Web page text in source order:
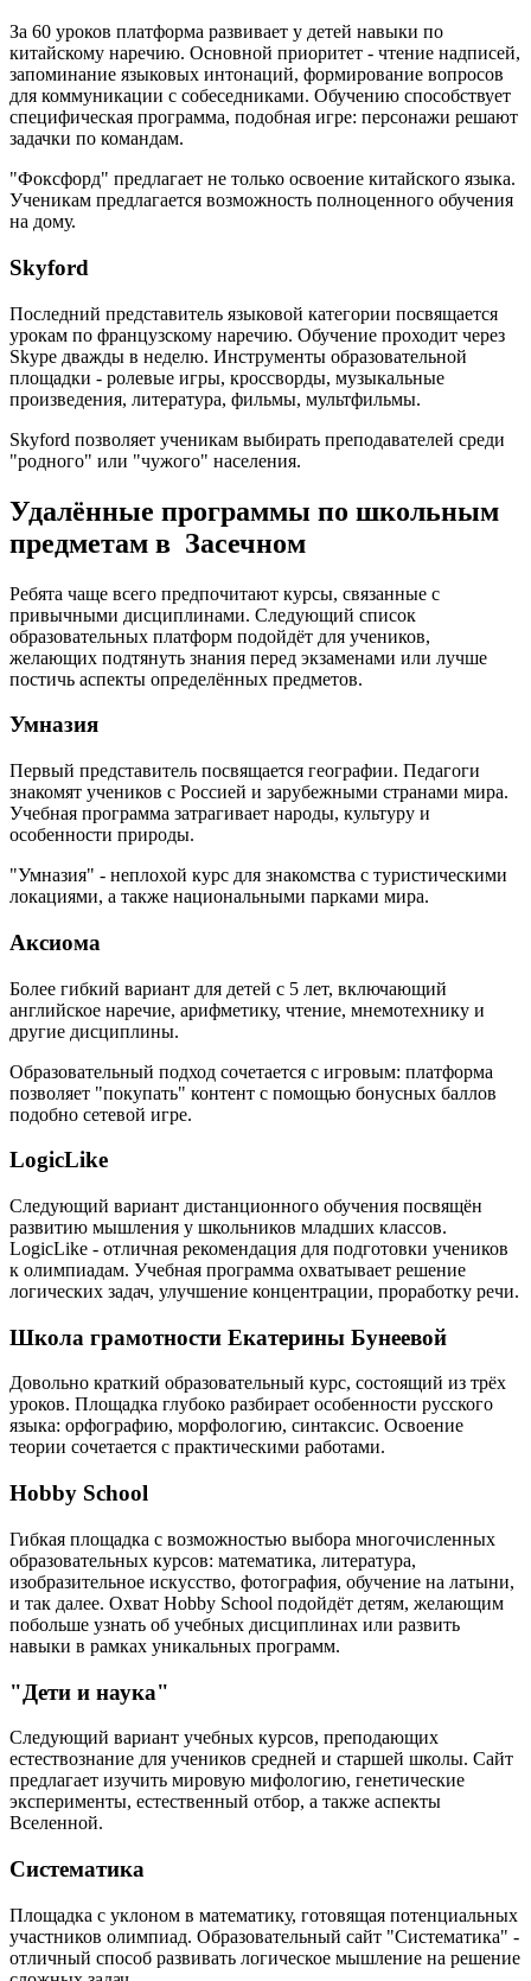
За 60 уроков платформа развивает у детей навыки по
китайскому наречию. Основной приоритет - чтение надписей,
запоминание языковых интонаций, формирование вопросов
для коммуникации с собеседниками. Обучению способствует
специфическая программа, подобная игре: персонажи решают
задачки по командам.
"Фоксфорд" предлагает не только освоение китайского языка.
Ученикам предлагается возможность полноценного обучения
на дому.
Skyford
Последний представитель языковой категории посвящается
урокам по французскому наречию. Обучение проходит через
Skype дважды в неделю. Инструменты образовательной
площадки - ролевые игры, кроссворды, музыкальные
произведения, литература, фильмы, мультфильмы.
Skyford позволяет ученикам выбирать преподавателей среди
"родного" или "чужого" населения.
Удалённые программы по школьным
предметам в Засечном
Ребята чаще всего предпочитают курсы, связанные с
привычными дисциплинами. Следующий список
образовательных платформ подойдёт для учеников,
желающих подтянуть знания перед экзаменами или лучше
постичь аспекты определённых предметов.
Умназия
Первый представитель посвящается географии. Педагоги
знакомят учеников с Россией и зарубежными странами мира.
Учебная программа затрагивает народы, культуру и
особенности природы.
"Умназия" - неплохой курс для знакомства с туристическими
локациями, а также национальными парками мира.
Аксиома
Более гибкий вариант для детей с 5 лет, включающий
английское наречие, арифметику, чтение, мнемотехнику и
другие дисциплины.
Образовательный подход сочетается с игровым: платформа
позволяет "покупать" контент с помощью бонусных баллов
подобно сетевой игре.
LogicLike
Следующий вариант дистанционного обучения посвящён
развитию мышления у школьников младших классов.
LogicLike - отличная рекомендация для подготовки учеников
к олимпиадам. Учебная программа охватывает решение
логических задач, улучшение концентрации, проработку речи.
Школа грамотности Екатерины Бунеевой
Довольно краткий образовательный курс, состоящий из трёх
уроков. Площадка глубоко разбирает особенности русского
языка: орфографию, морфологию, синтаксис. Освоение
теории сочетается с практическими работами.
Hobby School
Гибкая площадка с возможностью выбора многочисленных
образовательных курсов: математика, литература,
изобразительное искусство, фотография, обучение на латыни,
и так далее. Охват Hobby School подойдёт детям, желающим
побольше узнать об учебных дисциплинах или развить
навыки в рамках уникальных программ.
"Дети и наука"
Следующий вариант учебных курсов, преподающих
естествознание для учеников средней и старшей школы. Сайт
предлагает изучить мировую мифологию, генетические
эксперименты, естественный отбор, а также аспекты
Вселенной.
Систематика
Площадка с уклоном в математику, готовящая потенциальных
участников олимпиад. Образовательный сайт "Систематика" -
отличный способ развивать логическое мышление на решение